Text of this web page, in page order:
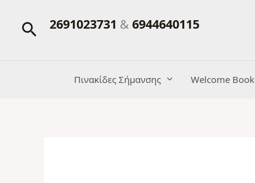
Αναζήτηση
2691023731 &6944640115
Πινακίδες Σήμανσης Welcome Book